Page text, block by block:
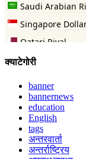
क्याटेगोरी
banner
bannernews
education
English
tags
अन्तरवार्ता
अन्तर्राष्ट्रिय